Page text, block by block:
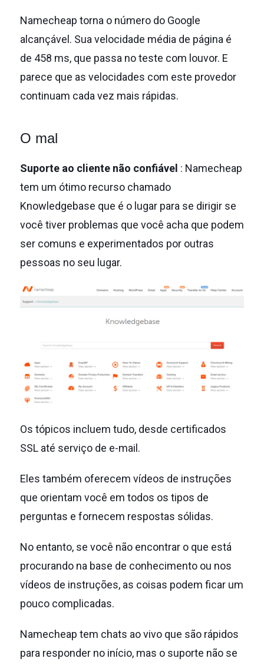
Namecheap torna o número do Google
alcançável. Sua velocidade média de página é
de 458 ms, que passa no teste com louvor. E
parece que as velocidades com este provedor
continuam cada vez mais rápidas.
O mal
Suporte ao cliente não confiável : Namecheap
tem um ótimo recurso chamado
Knowledgebase que é o lugar para se dirigir se
você tiver problemas que você acha que podem
ser comuns e experimentados por outras
pessoas no seu lugar.
Os tópicos incluem tudo, desde certificados
SSL até serviço de e-mail.
Eles também oferecem vídeos de instruções
que orientam você em todos os tipos de
perguntas e fornecem respostas sólidas.
No entanto, se você não encontrar o que está
procurando na base de conhecimento ou nos
vídeos de instruções, as coisas podem ficar um
pouco complicadas.
Namecheap tem chats ao vivo que são rápidos
para responder no início, mas o suporte não se